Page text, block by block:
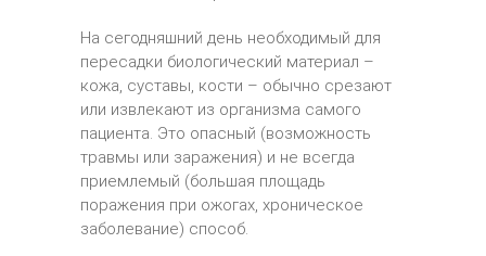
На сегодняшний день необходимый для
пересадки биологический материал –
кожа, суставы, кости – обычно срезают
или извлекают из организма самого
пациента. Это опасный (возможность
травмы или заражения) и не всегда
приемлемый (большая площадь
поражения при ожогах, хроническое
заболевание) способ.